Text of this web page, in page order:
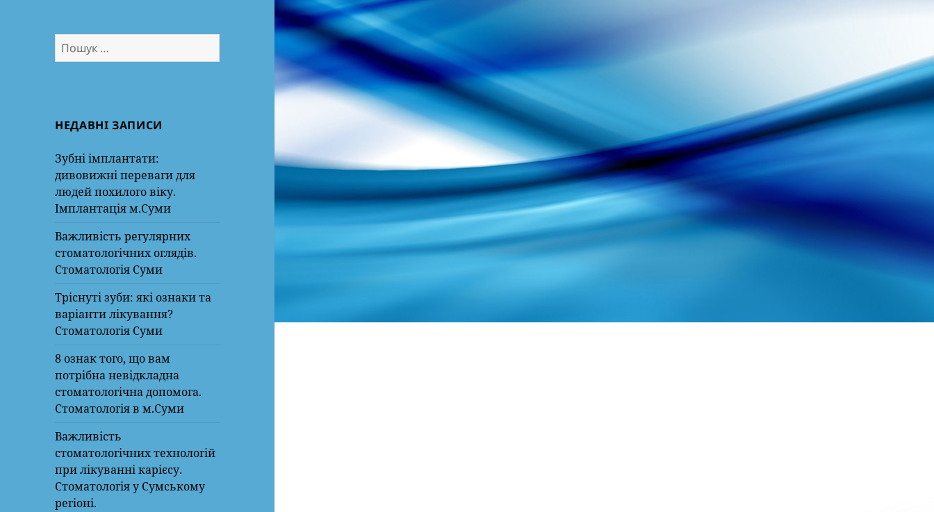
Пошук:
НЕДАВНІ ЗАПИСИ
Зубні імплантати:
дивовижні переваги для
людей похилого віку.
Імплантація м.Суми
Важливість регулярних
стоматологічних оглядів.
Стоматологія Суми
Тріснуті зуби: які ознаки та
варіанти лікування?
Стоматологія Суми
8 ознак того, що вам
потрібна невідкладна
стоматологічна допомога.
Стоматологія в м.Суми
Важливість
стоматологічних технологій
при лікуванні карієсу.
Стоматологія у Сумському
регіоні.